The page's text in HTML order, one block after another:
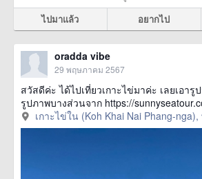
ไปมาแล้ว อยากไป
oradda vibe
29 พฤษภาคม 2567
สวัสดีค่ะ ได้ไปเที่ยวเกาะไข่มาค่ะ เลยเอา
รูปภาพบางส่วนจาก https://
เกาะไข่ใน (Koh Khai Nai Phang-nga),